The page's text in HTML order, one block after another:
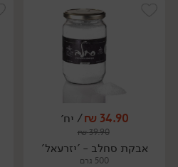
יח׳
34.90
₪/ יח׳
39.90
₪
אבקת סחלב - 'יזרעאל'
500 גרם